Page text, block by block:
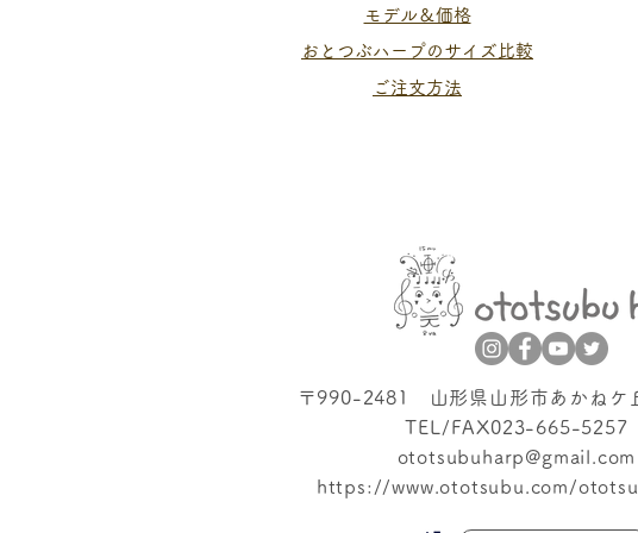
​モデル＆価格
おとつぶハープのサイズ比較
​ご注文方法
〒990-2481 山形県山形市あかねケ
TEL/FAX023-665-5257
ototsubuharp@gmail.com
https://www.ototsubu.com/